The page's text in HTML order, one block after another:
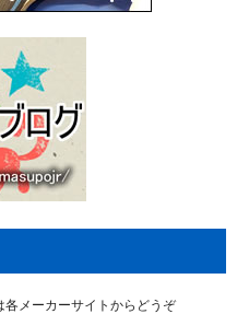
メーカーサイトからどうぞ